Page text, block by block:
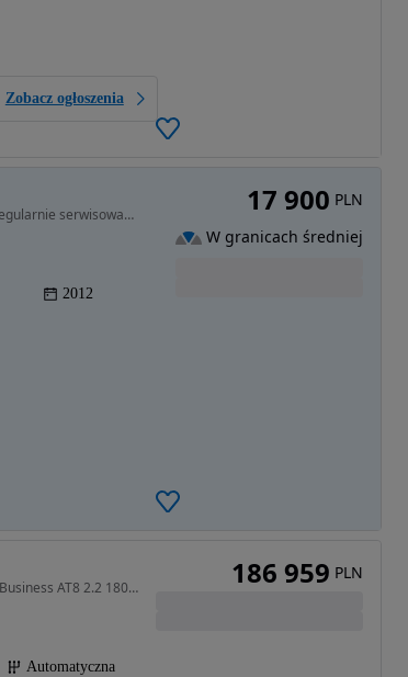
Zobacz ogłoszenia
1956 cm3 • 165 KM • Przestronny Opel Zafira w dobrym stanie, regularnie serwisowany
2012
17 900 PLN
W granicach średniej
2184 cm3 • 180 KM • Extra Long L2H1 Business AT8 2.2 180KM !! Nawigacja !! Klima Automat
Automatyczna
186 959 PLN